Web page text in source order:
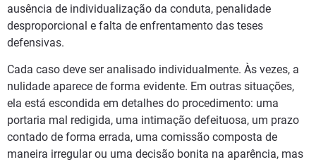
ausência de individualização da conduta, penalidade
desproporcional e falta de enfrentamento das teses
defensivas.
Cada caso deve ser analisado individualmente. Às vezes, a
nulidade aparece de forma evidente. Em outras situações,
ela está escondida em detalhes do procedimento: uma
portaria mal redigida, uma intimação defeituosa, um prazo
contado de forma errada, uma comissão composta de
maneira irregular ou uma decisão bonita na aparência, mas